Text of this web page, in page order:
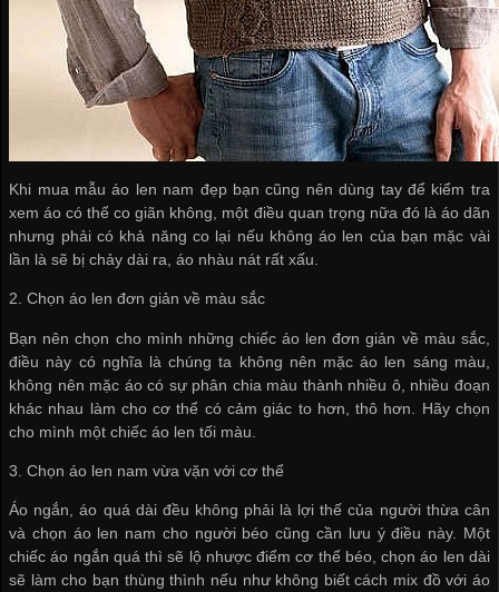
Khi mua mẫu áo len nam đẹp bạn cũng nên dùng tay để kiểm tra
xem áo có thể co giãn không, một điều quan trọng nữa đó là áo dãn
nhưng phải có khả năng co lại nếu không áo len của bạn mặc vài
lần là sẽ bị chảy dài ra, áo nhàu nát rất xấu.
2. Chọn áo len đơn giản về màu sắc
Bạn nên chọn cho mình những chiếc áo len đơn giản về màu sắc,
điều này có nghĩa là chúng ta không nên mặc áo len sáng màu,
không nên mặc áo có sự phân chia màu thành nhiều ô, nhiều đoạn
khác nhau làm cho cơ thể có cảm giác to hơn, thô hơn. Hãy chọn
cho mình một chiếc áo len tối màu.
3. Chọn áo len nam vừa vặn với cơ thể
Áo ngắn, áo quá dài đều không phải là lợi thế của người thừa cân
và chọn áo len nam cho người béo cũng cần lưu ý điều này. Một
chiếc áo ngắn quá thì sẽ lộ nhược điểm cơ thể béo, chọn áo len dài
sẽ làm cho bạn thùng thình nếu như không biết cách mix đồ với áo